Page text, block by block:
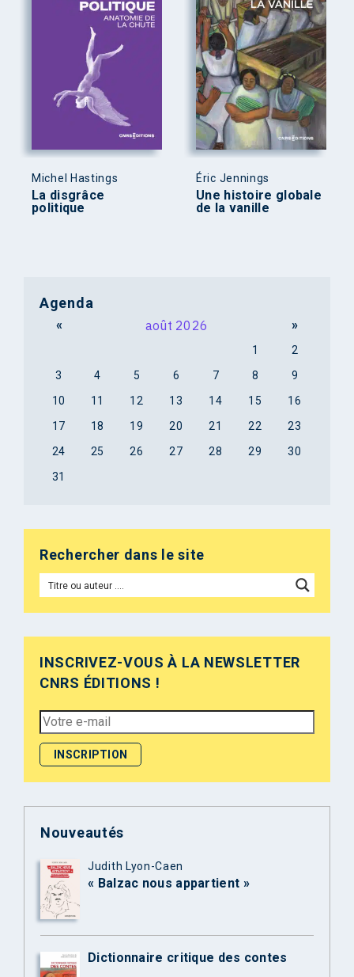
Michel Hastings
La disgrâce
politique
Éric Jennings
Une histoire globale
de la vanille
Agenda
« août 2026 »
1
2
3
4 5 6 7 8
9
10
11 12 13 14 15
16
17
18 19 20 21 22
23
24
25 26 27 28 29
30
31
Rechercher dans le site
INSCRIVEZ-VOUS À LA NEWSLETTER
CNRS ÉDITIONS !
Nouveautés
Judith Lyon-Caen
« Balzac nous appartient »
Dictionnaire critique des contes